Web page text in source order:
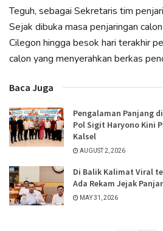
Teguh, sebagai Sekretaris tim
Sejak dibuka masa penjaringan
Cilegon hingga besok hari terakhir
calon yang menyerahkan berkas
Baca Juga
Pengalaman Panjang
Pol Sigit Haryono Kini
Kalsel
AUGUST 2, 2026
Di Balik Kalimat Viral
Ada Rekam Jejak
MAY 31, 2026